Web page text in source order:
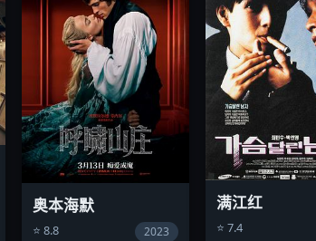
奥本海默
⭐ 8.8 2023
满江红
⭐ 7.4